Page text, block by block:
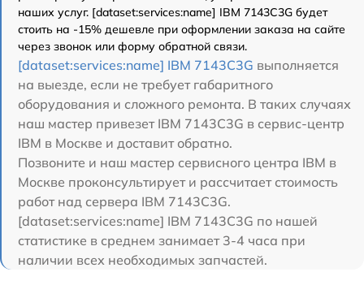
наших услуг. [dataset:services:name] IBM 7143C3G будет
стоить на -15% дешевле при оформлении заказа на сайте
через звонок или форму обратной связи.
[dataset:services:name] IBM 7143C3G выполняется
на выезде, если не требует габаритного
оборудования и сложного ремонта. В таких случаях
наш мастер привезет IBM 7143C3G в сервис-центр
IBM в Москве и доставит обратно.
Позвоните и наш мастер сервисного центра IBM в
Москве проконсультирует и рассчитает стоимость
работ над сервера IBM 7143C3G.
[dataset:services:name] IBM 7143C3G по нашей
статистике в среднем занимает 3-4 часа при
наличии всех необходимых запчастей.